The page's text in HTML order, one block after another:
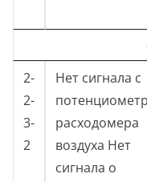
2-
2-
3-
2
Нет сигнала с
расходомера
воздуха Нет
сигнала о